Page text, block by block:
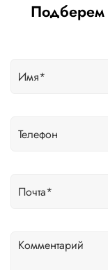
Подберем